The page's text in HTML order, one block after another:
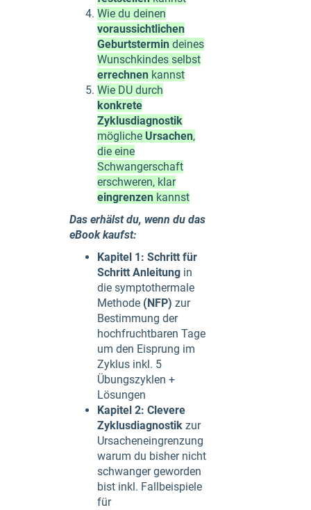
Wie du deinen
voraussichtlichen
Geburtstermin deines
Wunschkindes selbst
errechnen kannst
Wie DU durch
konkrete
Zyklusdiagnostik
mögliche Ursachen,
die eine
Schwangerschaft
erschweren, klar
eingrenzen kannst
Das erhälst du, wenn du das
eBook kaufst:
Kapitel 1: Schritt für
Schritt Anleitung in
die symptothermale
Methode (NFP) zur
Bestimmung der
hochfruchtbaren Tage
um den Eisprung im
Zyklus inkl. 5
Übungszyklen +
Lösungen
Kapitel 2: Clevere
Zyklusdiagnostik zur
Ursacheneingrenzung
warum du bisher nicht
schwanger geworden
bist inkl. Fallbeispiele
für